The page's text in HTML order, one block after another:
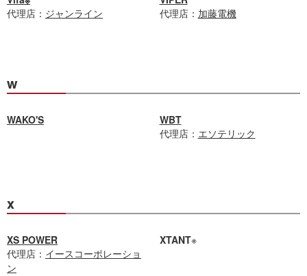
代理店： ジャンライン
代理店： 加藤電機
w
WAKO'S
WBT
代理店： エソテリック
x
XS POWER
代理店： イースコーポレーショ
ン
XTANT※